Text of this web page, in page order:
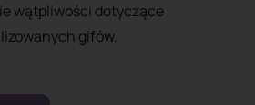
wątpliwości dotyczące
gifów.